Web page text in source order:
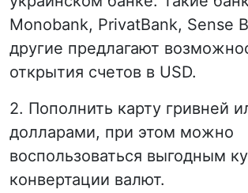
Monobank, PrivatBank, Sense
другие предлагают
открытия счетов в USD.
2. Пополнить карту гривней
долларами, при этом можно
воспользоваться выгодным
конвертации валют.